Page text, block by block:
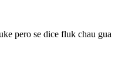
pero se dice fluk chau gua